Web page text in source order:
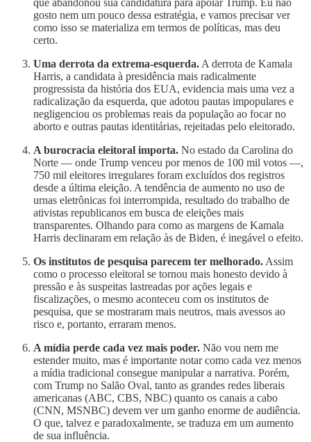
gosto nem um pouco dessa estratégia, e vamos precisar ver
como isso se materializa em termos de políticas, mas deu
certo.
Uma derrota da extrema-esquerda. A derrota de Kamala
Harris, a candidata à presidência mais radicalmente
progressista da história dos EUA, evidencia mais uma vez a
radicalização da esquerda, que adotou pautas impopulares e
negligenciou os problemas reais da população ao focar no
aborto e outras pautas identitárias, rejeitadas pelo eleitorado.
A burocracia eleitoral importa. No estado da Carolina do
Norte — onde Trump venceu por menos de 100 mil votos —,
750 mil eleitores irregulares foram excluídos dos registros
desde a última eleição. A tendência de aumento no uso de
urnas eletrônicas foi interrompida, resultado do trabalho de
ativistas republicanos em busca de eleições mais
transparentes. Olhando para como as margens de Kamala
Harris declinaram em relação às de Biden, é inegável o efeito.
Os institutos de pesquisa parecem ter melhorado. Assim
como o processo eleitoral se tornou mais honesto devido à
pressão e às suspeitas lastreadas por ações legais e
fiscalizações, o mesmo aconteceu com os institutos de
pesquisa, que se mostraram mais neutros, mais avessos ao
risco e, portanto, erraram menos.
A mídia perde cada vez mais poder. Não vou nem me
estender muito, mas é importante notar como cada vez menos
a mídia tradicional consegue manipular a narrativa. Porém,
com Trump no Salão Oval, tanto as grandes redes liberais
americanas (ABC, CBS, NBC) quanto os canais a cabo
(CNN, MSNBC) devem ver um ganho enorme de audiência.
O que, talvez e paradoxalmente, se traduza em um aumento
de sua influência.